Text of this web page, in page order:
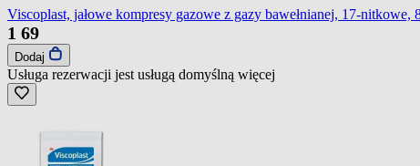
Viscoplast, jałowe kompresy gazowe z gazy bawełnianej, 17-nitkowe,
1 69
Dodaj
Usługa rezerwacji jest usługą domyślną więcej